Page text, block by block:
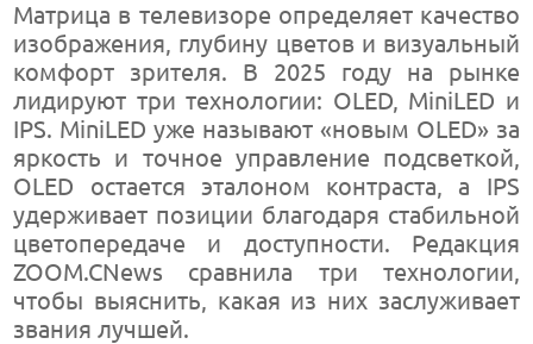
Матрица в телевизоре определяет качество
изображения, глубину цветов и визуальный
комфорт зрителя. В 2025 году на рынке
лидируют три технологии: OLED, MiniLED и
IPS. MiniLED уже называют «новым OLED» за
яркость и точное управление подсветкой,
OLED остается эталоном контраста, а IPS
удерживает позиции благодаря стабильной
цветопередаче и доступности. Редакция
ZOOM.CNews сравнила три технологии,
чтобы выяснить, какая из них заслуживает
звания лучшей.